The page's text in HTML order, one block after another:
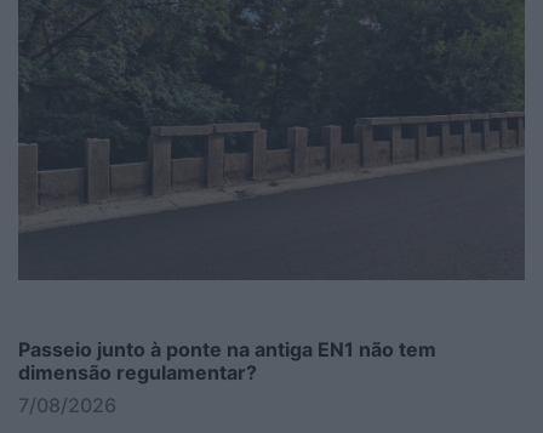
Passeio junto à ponte na antiga EN1 não tem
dimensão regulamentar?
7/08/2026